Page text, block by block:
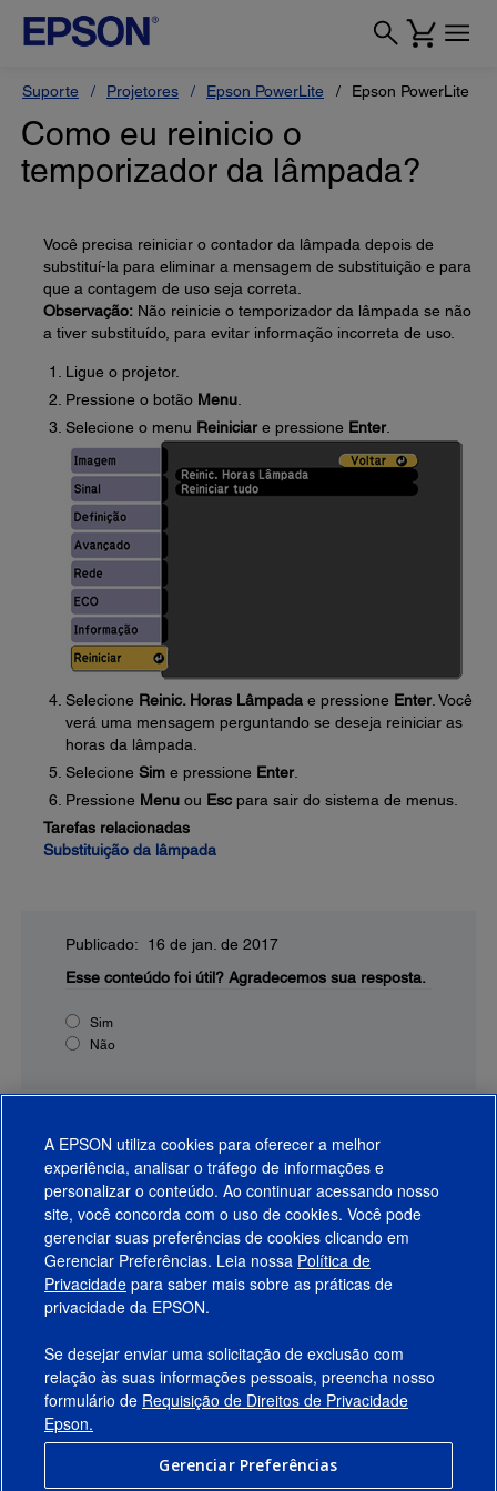
Suporte Projetores Epson PowerLite Epson PowerLite
Como eu reinicio o
temporizador da lâmpada?
Você precisa reiniciar o contador da lâmpada depois de
substituí-la para eliminar a mensagem de substituição e para
que a contagem de uso seja correta.
Observação: Não reinicie o temporizador da lâmpada se não
a tiver substituído, para evitar informação incorreta de uso.
Ligue o projetor.
Pressione o botão Menu
Selecione o menu Reiniciare pressione Enter.
Selecione Reinic. Horas Lâmpada e pressione Enter. Você
verá uma mensagem perguntando se deseja reiniciar as
horas da lâmpada.
Selecione Sim e pressione Enter.
Pressione Menu ou Esc para sair do sistema de menus.
Tarefas relacionadas
Substituição da lâmpada
Publicado: 16 de jan. de 2017
Esse conteúdo foi útil? Agradecemos sua resposta.
Sim
Não
Produtos
Suporte
Links Sugeridos
Empresa
Conecte-se com a Epson
A EPSON utiliza cookies para oferecer a melhor
experiência, analisar o tráfego de informações e
personalizar o conteúdo. Ao continuar acessando nosso
site, você concorda com o uso de cookies. Você pode
gerenciar suas preferências de cookies clicando em
Gerenciar Preferências. Leia nossa Política de
Privacidade para saber mais sobre as práticas de
privacidade da EPSON.
Se desejar enviar uma solicitação de exclusão com
relação às suas informações pessoais, preencha nosso
formulário de Requisição de Direitos de Privacidade
Epson.
Gerenciar Preferências